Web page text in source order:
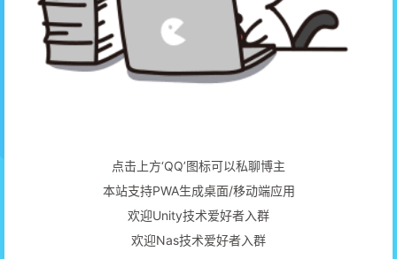
点击上方‘QQ’图标可以私聊博主
本站支持PWA生成桌面/移动端应用
欢迎Unity技术爱好者入群
欢迎Nas技术爱好者入群